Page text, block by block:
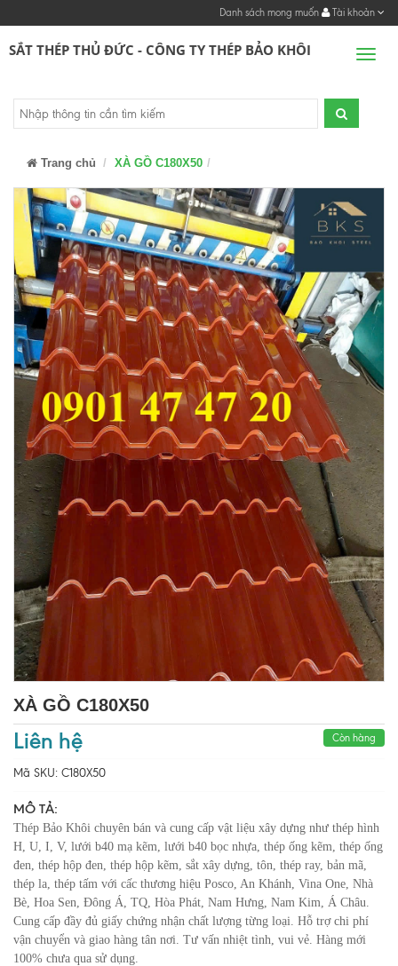
Danh sách mong muốn Tài khoản
SẮT THÉP THỦ ĐỨC - CÔNG TY THÉP BẢO KHÔI
Trang chủ XÀ GỒ C180X50
XÀ GỒ C180X50
Liên hệ Còn hàng
Mã SKU: C180X50
MÔ TẢ:
Thép Bảo Khôi chuyên bán và cung cấp vật liệu xây dựng như thép hình
H, U, I, V, lưới b40 mạ kẽm, lưới b40 bọc nhựa, thép ống kẽm, thép ống
đen, thép hộp đen, thép hộp kẽm, sắt xây dựng, tôn, thép ray, bản mã,
thép la, thép tấm với cấc thương hiệu Posco, An Khánh, Vina One, Nhà
Bè, Hoa Sen, Đông Á, TQ, Hòa Phát, Nam Hưng, Nam Kim, Á Châu.
Cung cấp đầy đủ giấy chứng nhận chất lượng từng loại. Hỗ trợ chi phí
vận chuyển và giao hàng tân nơi. Tư vấn nhiệt tình, vui vẻ. Hàng mới
100% chưa qua sử dụng.